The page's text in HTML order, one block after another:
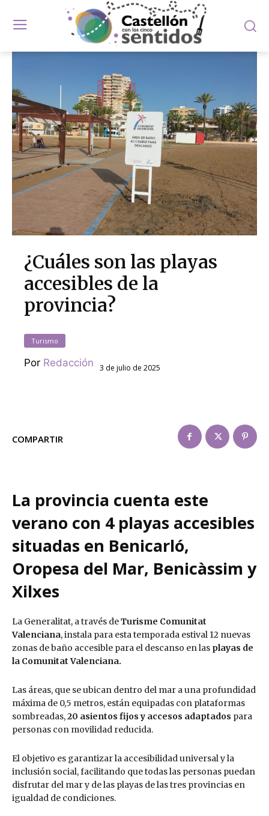
¿Cuáles son las playas
accesibles de la
provincia?
Turismo
Por Redacción 3 de julio de 2025
COMPARTIR
La provincia cuenta este
verano con 4 playas accesibles
situadas en Benicarló,
Oropesa del Mar, Benicàssim y
Xilxes
La Generalitat, a través deTurisme Comunitat
Valenciana, instala para esta temporada estival 12 nuevas
zonas de baño accesible para el descanso en las playas de
la Comunitat Valenciana.
Las áreas, que se ubican dentro del mar a una profundidad
máxima de 0,5 metros, están equipadas con plataformas
sombreadas,20 asientos fijos y accesos adaptados para
personas con movilidad reducida.
El objetivo es garantizar la accesibilidad universal y la
inclusión social, facilitando que todas las personas puedan
disfrutar del mar y de las playas de las tres provincias en
igualdad de condiciones.